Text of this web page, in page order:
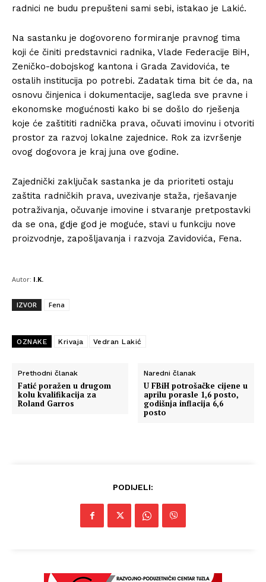
radnici ne budu prepušteni sami sebi, istakao je Lakić.
Na sastanku je dogovoreno formiranje pravnog tima
koji će činiti predstavnici radnika, Vlade Federacije BiH,
Zeničko-dobojskog kantona i Grada Zavidovića, te
ostalih institucija po potrebi. Zadatak tima bit će da, na
osnovu činjenica i dokumentacije, sagleda sve pravne i
ekonomske mogućnosti kako bi se došlo do rješenja
koje će zaštititi radnička prava, očuvati imovinu i otvoriti
prostor za razvoj lokalne zajednice. Rok za izvršenje
ovog dogovora je kraj juna ove godine.
Zajednički zaključak sastanka je da prioriteti ostaju
zaštita radničkih prava, uvezivanje staža, rješavanje
potraživanja, očuvanje imovine i stvaranje pretpostavki
da se ona, gdje god je moguće, stavi u funkciju nove
proizvodnje, zapošljavanja i razvoja Zavidovića, Fena.
Autor: I.K.
IZVOR Fena
OZNAKE Krivaja Vedran Lakić
Prethodni članak
Fatić poražen u drugom
kolu kvalifikacija za
Roland Garros
Naredni članak
U FBiH potrošačke cijene u
aprilu porasle 1,6 posto,
godišnja inflacija 6,6
posto
PODIJELI: